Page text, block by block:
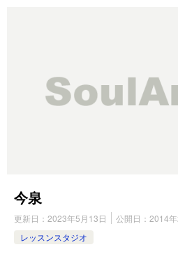
今泉
更新日： 2023年5月13日 公開日： 2014
レッスンスタジオ